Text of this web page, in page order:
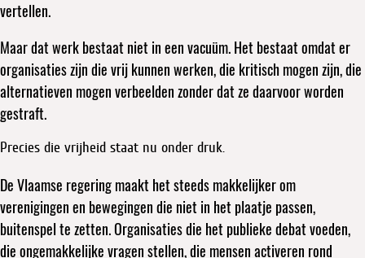
vertellen.
Maar dat werk bestaat niet in een vacuüm. Het bestaat omdat er
organisaties zijn die vrij kunnen werken, die kritisch mogen zijn, die
alternatieven mogen verbeelden zonder dat ze daarvoor worden
gestraft.
Precies die vrijheid staat nu onder druk.
De Vlaamse regering maakt het steeds makkelijker om
verenigingen en bewegingen die niet in het plaatje passen,
buitenspel te zetten. Organisaties die het publieke debat voeden,
die ongemakkelijke vragen stellen, die mensen activeren rond